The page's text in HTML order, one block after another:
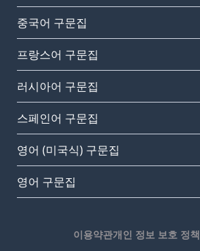
중국어 구문집
프랑스어 구문집
러시아어 구문집
스페인어 구문집
영어 (미국식) 구문집
영어 구문집
이용약관개인 정보 보호 정책